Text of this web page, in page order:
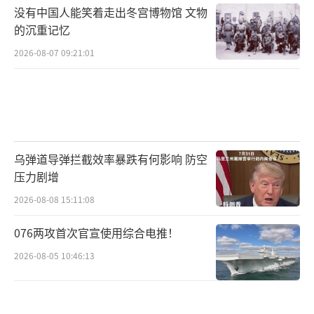
没有中国人能笑着走出冬宫博物馆 文物
的沉重记忆
2026-08-07 09:21:01
乌弹道导弹拦截效率暴跌有何影响 防空
压力剧增
2026-08-08 15:11:08
076两攻首次官宣使用综合电推！
2026-08-05 10:46:13